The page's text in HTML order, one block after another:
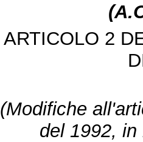
ARTICOLO 2
(Modifiche
del 1992,